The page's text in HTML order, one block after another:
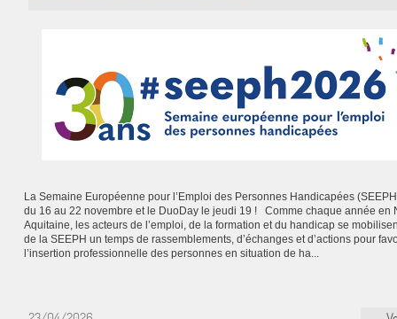
La Semaine Européenne pour l’Emploi des Personnes Handicapées
du 16 au 22 novembre et le DuoDay le jeudi 19 ! Comme chaque année en
Aquitaine, les acteurs de l’emploi, de la formation et du handicap se
de la SEEPH un temps de rassemblements, d’échanges et d’actions pour
l’insertion professionnelle des personnes en situation de ha...